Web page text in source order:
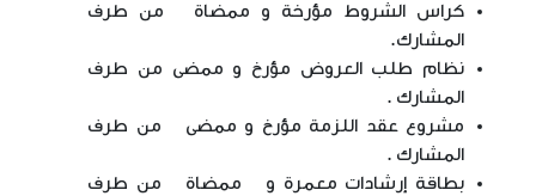
كراس الشروط مؤرخة و ممضاة من طرف
المشارك.
نظام طلب العروض مؤرخ و ممضى من طرف
المشارك .
مشروع عقد اللزمة مؤرخ و ممضى من طرف
المشارك .
بطاقة إرشادات معمرة و ممضاة من طرف